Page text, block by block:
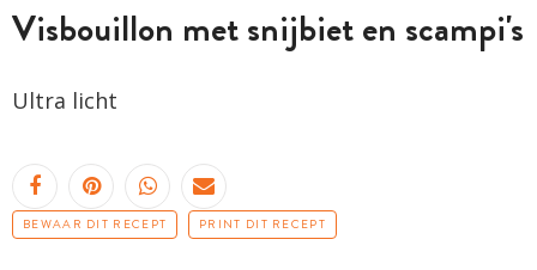
Visbouillon met snijbiet en scampi's
Ultra licht
BEWAAR DIT RECEPT PRINT DIT RECEPT